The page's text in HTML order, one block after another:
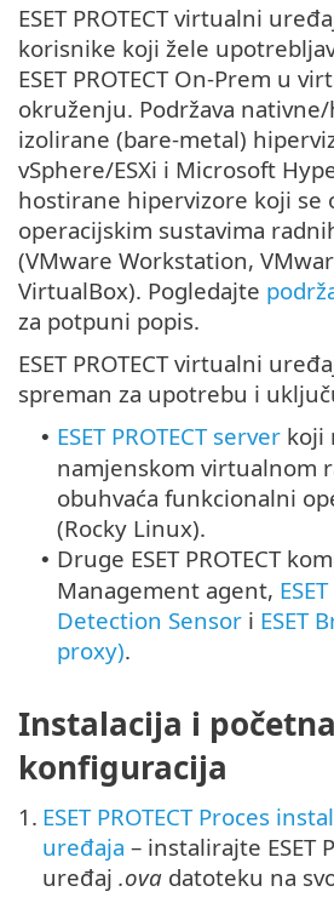
ESET PROTECT virtualni
korisnike koji žele
ESET PROTECT On-Prem u
okruženju. Podržava
izolirane (bare-metal)
vSphere/ESXi i Microsoft
hostirane hipervizore koji se
operacijskim sustavima
(VMware Workstation,
VirtualBox). Pogledajte
za potpuni popis.
ESET PROTECT virtualni
spreman za upotrebu i
• ESET PROTECT server koji
namjenskom virtualnom
obuhvaća funkcionalni
(Rocky Linux).
• Druge ESET PROTECT
Management agent,
Detection Sensor i ESET
proxy).
Instalacija i početna
konfiguracija
1. ESET PROTECT Proces
uređaja – instalirajte ESET
uređaj .ova datoteku na